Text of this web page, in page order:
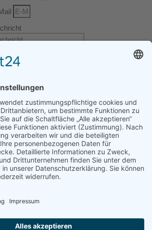
Ihre Anfrage